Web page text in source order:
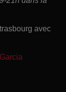
avec